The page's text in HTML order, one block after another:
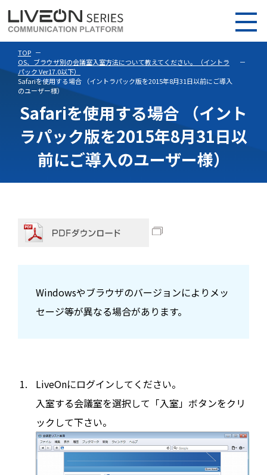
TOP
OS、ブラウザ別の会議室入室方法について教えてください。（イントラ
パック Ver17.0以下）
Safariを使用する場合 （イントラパック版を2015年8月31日以前にご導入
のユーザー様）
Safariを使用する場合 （イント
ラパック版を2015年8月31日以
前にご導入のユーザー様）
Windowsやブラウザのバージョンによりメッ
セージ等が異なる場合があります。
LiveOnにログインしてください。
入室する会議室を選択して「入室」ボタンをクリ
ックして下さい。